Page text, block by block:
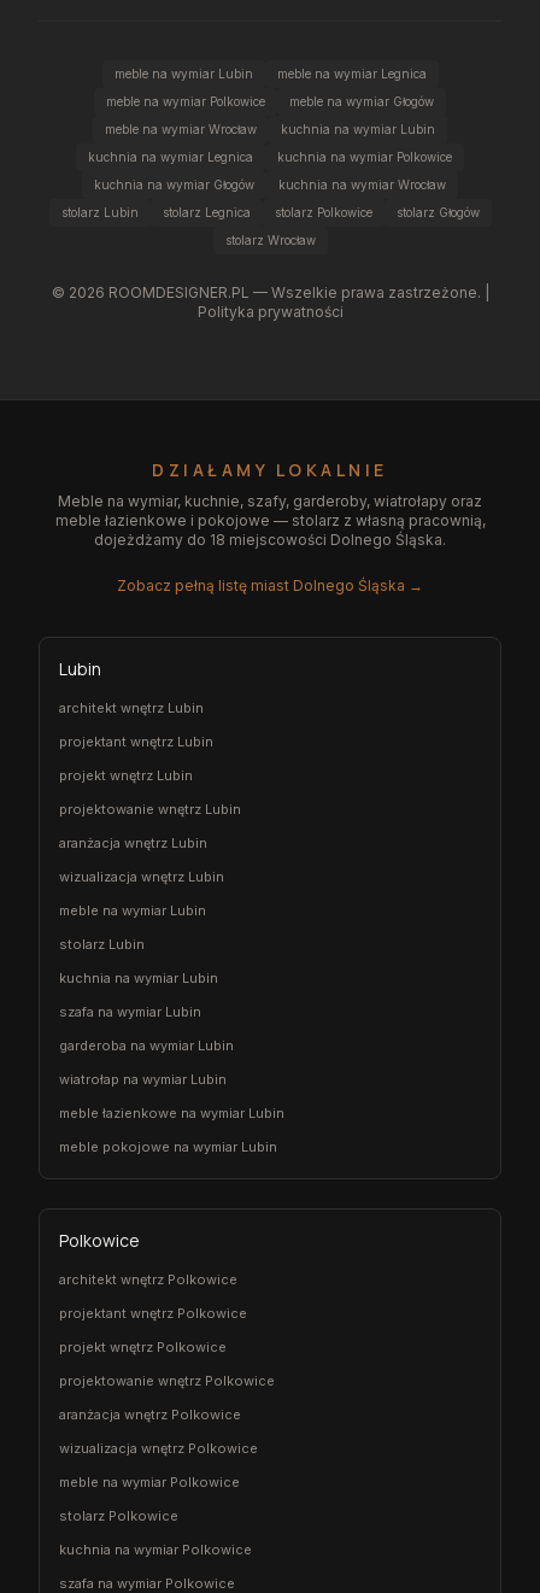
meble na wymiar Lubin
meble na wymiar Legnica
meble na wymiar Polkowice
meble na wymiar Głogów
meble na wymiar Wrocław
kuchnia na wymiar Lubin
kuchnia na wymiar Legnica
kuchnia na wymiar Polkowice
kuchnia na wymiar Głogów
kuchnia na wymiar Wrocław
stolarz Lubin
stolarz Legnica stolarz Polkowice
stolarz Głogów
stolarz Wrocław
© 2026 ROOMDESIGNER.PL — Wszelkie prawa zastrzeżone. |
Polityka prywatności
DZIAŁAMY LOKALNIE
Meble na wymiar, kuchnie, szafy, garderoby, wiatrołapy oraz
meble łazienkowe i pokojowe — stolarz z własną pracownią,
dojeżdżamy do 18 miejscowości Dolnego Śląska.
Zobacz pełną listę miast Dolnego Śląska →
Lubin
architekt wnętrz Lubin
projektant wnętrz Lubin
projekt wnętrz Lubin
projektowanie wnętrz Lubin
aranżacja wnętrz Lubin
wizualizacja wnętrz Lubin
meble na wymiar Lubin
stolarz Lubin
kuchnia na wymiar Lubin
szafa na wymiar Lubin
garderoba na wymiar Lubin
wiatrołap na wymiar Lubin
meble łazienkowe na wymiar Lubin
meble pokojowe na wymiar Lubin
Polkowice
architekt wnętrz Polkowice
projektant wnętrz Polkowice
projekt wnętrz Polkowice
projektowanie wnętrz Polkowice
aranżacja wnętrz Polkowice
wizualizacja wnętrz Polkowice
meble na wymiar Polkowice
stolarz Polkowice
kuchnia na wymiar Polkowice
szafa na wymiar Polkowice